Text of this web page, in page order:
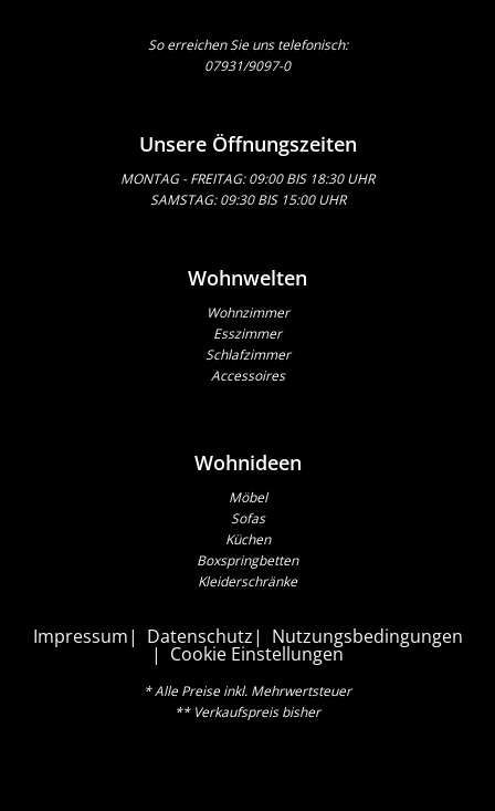
So erreichen Sie uns telefonisch:
07931/9097-0
Unsere Öffnungszeiten
MONTAG - FREITAG: 09:00 BIS 18:30 UHR
SAMSTAG: 09:30 BIS 15:00 UHR
Wohnwelten
Wohnzimmer
Esszimmer
Schlafzimmer
Accessoires
Wohnideen
Möbel
Sofas
Küchen
Boxspringbetten
Kleiderschränke
Impressum Datenschutz Nutzungsbedingungen
Cookie Einstellungen
* Alle Preise inkl. Mehrwertsteuer
** Verkaufspreis bisher